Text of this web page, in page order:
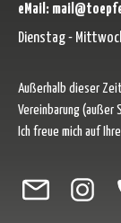
eMail:
Dienstag -
Außerhalb dieser
Vereinbarung (außer
Ich freue mich auf
Besuche uns auf
Schau auf